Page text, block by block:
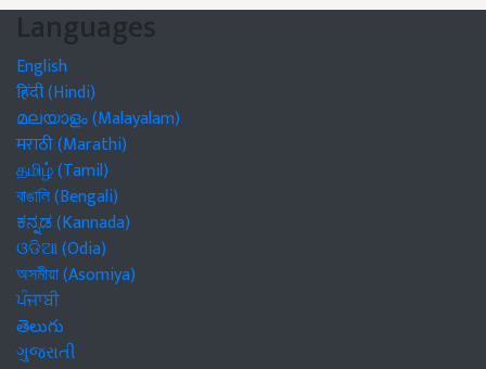
Languages
English
हिंदी (Hindi)
മലയാളം (Malayalam)
मराठी (Marathi)
தமிழ் (Tamil)
বাঙালি (Bengali)
ಕನ್ನಡ (Kannada)
ଓଡିଆ (Odia)
অসমীয়া (Asomiya)
ਪੰਜਾਬੀ
తెలుగు
ગુજરાતી